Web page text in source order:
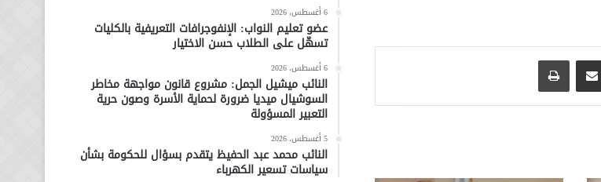
مشاركة عبر البريد طباعة
6 أغسطس، 2026
عضو تعليم النواب: الإنفوجرافات التعريفية بالكليات
تسهّل على الطلاب حسن الاختيار
6 أغسطس، 2026
النائب ميشيل الجمل: مشروع قانون مواجهة مخاطر
السوشيال ميديا ضرورة لحماية الأسرة وصون حرية
التعبير المسؤولة
5 أغسطس، 2026
النائب محمد عبد الحفيظ يتقدم بسؤال للحكومة بشأن
سياسات تسعير الكهرباء